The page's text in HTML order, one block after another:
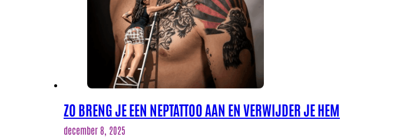
ZO BRENG JE EEN NEPTATTOO AAN EN VERWIJDER JE HEM
december 8, 2025